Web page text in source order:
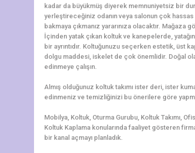
kadar da büyükmüş diyerek memnuniyetsiz bir
yerleştireceğiniz odanın veya salonun çok
bakmaya çıkmanız yararınıza olacaktır.
İçinden yatak çıkan koltuk ve kanepelerde,
bir ayrıntıdır. Koltuğunuzu seçerken estetik, üst
dolgu maddesi, iskelet de çok önemlidir. Doğal
edinmeye çalışın.
Almış olduğunuz koltuk takımı ister deri, ister
edinmeniz ve temizliğinizi bu önerilere göre
Mobilya, Koltuk, Oturma Gurubu, Koltuk Takımı,
Koltuk Kaplama konularında faaliyet gösteren
bir kanal açmayı planladık.